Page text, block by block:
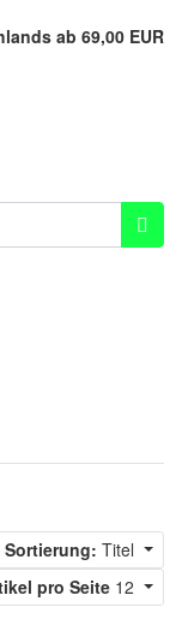
ab 69,00 EUR
Sortierung: Titel
pro Seite 12